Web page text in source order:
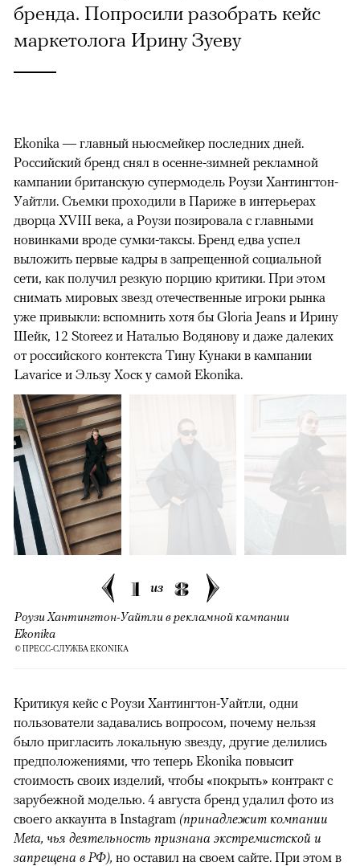
бренда. Попросили разобрать кейс
маркетолога Ирину Зуеву
Ekonika — главный ньюсмейкер последних дней.
Российский бренд снял в осенне-зимней рекламной
кампании британскую супермодель Роузи Хантингтон-
Уайтли. Cъемки проходили в Париже в интерьерах
дворца XVIII века, а Роузи позировала с главными
новинками вроде сумки-таксы. Бренд едва успел
выложить первые кадры в запрещенной социальной
сети, как получил резкую порцию критики. При этом
снимать мировых звезд отечественные игроки рынка
уже привыкли: вспомнить хотя бы Gloria Jeans и Ирину
Шейк, 12 Storeez и Наталью Водянову и даже далеких
от российского контекста Тину Кунаки в кампании
Lavarice и Эльзу Хоск у самой Ekonika.
1 из 8
Роузи Хантингтон-Уайтли в рекламной кампании
Ekonika
© ПРЕСС-СЛУЖБА EKONIKA
Критикуя кейс с Роузи Хантингтон-Уайтли, одни
пользователи задавались вопросом, почему нельзя
было пригласить локальную звезду, другие делились
предположениями, что теперь Ekonika повысит
стоимость своих изделий, чтобы «покрыть» контракт с
зарубежной моделью. 4 августа бренд удалил фото из
своего аккаунта в Instagram (принадлежит компании
Meta, чья деятельность признана экстремистской и
запрещена в РФ), но оставил на своем сайте. При этом в